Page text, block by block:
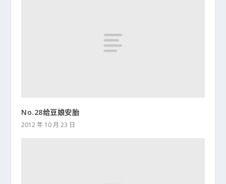
No.28给豆娘安胎
2012 年 10 月 23 日